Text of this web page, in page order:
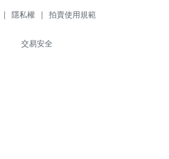
| 隱私權 | 拍賣使用規範
交易安全